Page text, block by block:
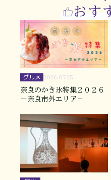
おす
グルメ 2026.07.25
奈良のかき氷特集２０２６
－奈良市外エリア－